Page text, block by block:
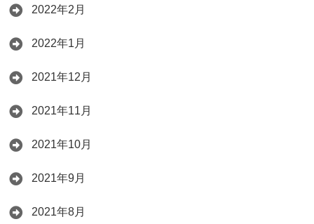
2022年2月
2022年1月
2021年12月
2021年11月
2021年10月
2021年9月
2021年8月